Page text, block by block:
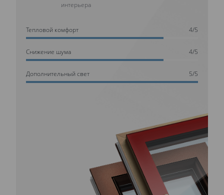
интерьера
Тепловой комфорт 4/5
Cнижение шума 4/5
Дополнительный свет 5/5